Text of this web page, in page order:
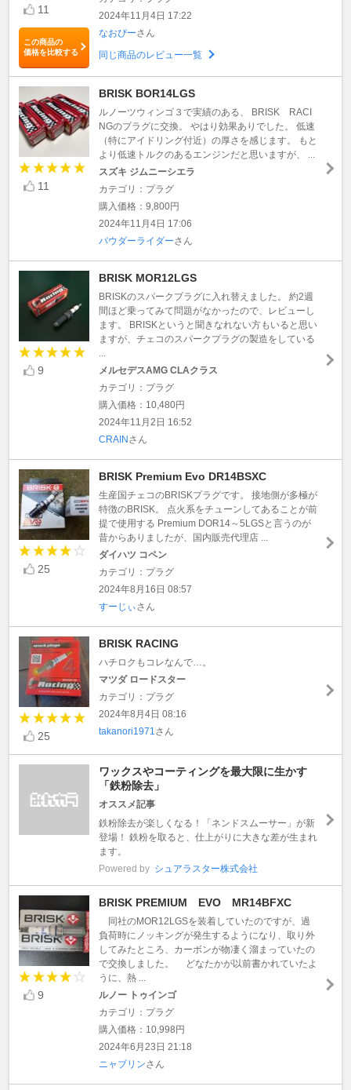
11
この商品の
価格を比較する
2024年11月4日 17:22
なおぴーさん
同じ商品のレビュー一覧
11
BRISK BOR14LGS
ルノーツウィンゴ３で実績のある、 BRISK RACI
NGのプラグに交換。 やはり効果ありでした。 低速
（特にアイドリング付近）の厚さを感じます。 もと
より低速トルクのあるエンジンだと思いますが、 ...
スズキ ジムニーシエラ
カテゴリ：プラグ
購入価格：9,800円
2024年11月4日 17:06
パウダーライダーさん
9
BRISK MOR12LGS
BRISKのスパークプラグに入れ替えました。 約2週
間ほど乗ってみて問題がなかったので、レビューし
ます。 BRISKというと聞きなれない方もいると思い
ますが、チェコのスパークプラグの製造をしている
メルセデスAMG CLAクラス
カテゴリ：プラグ
購入価格：10,480円
2024年11月2日 16:52
CRAINさん
25
BRISK Premium Evo DR14BSXC
生産国チェコのBRISKプラグです。 接地側が多極が
特徴のBRISK。 点火系をチューンしてあることが前
提で使用する Premium DOR14～5LGSと言うのが
昔からありましたが、国内販売代理店 ...
ダイハツ コペン
カテゴリ：プラグ
2024年8月16日 08:57
すーじぃさん
25
BRISK RACING
ハチロクもコレなんで…。
マツダ ロードスター
カテゴリ：プラグ
2024年8月4日 08:16
takanori1971 さん
ワックスやコーティングを最大限に生かす
「鉄粉除去」
オススメ記事
鉄粉除去が楽しくなる！「ネンドスムーサー」が新
登場！ 鉄粉を取ると、仕上がりに大きな差が生まれ
ます。
Powered by シュアラスター株式会社
9
BRISK PREMIUM EVO MR14BFXC
同社のMOR12LGSを装着していたのですが、過
負荷時にノッキングが発生するようになり、取り外
してみたところ、カーボンが物凄く溜まっていたの
で交換しました。 どなたかが以前書かれていたよ
うに、熱 ...
ルノー トゥインゴ
カテゴリ：プラグ
購入価格：10,998円
2024年6月23日 21:18
ニャブリンさん